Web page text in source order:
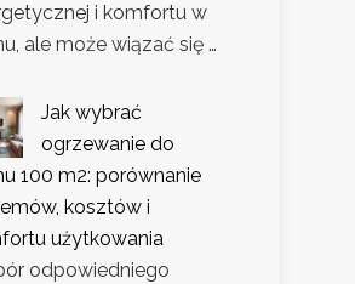
i komfortu w
ale może wiązać się …
Jak wybrać
ogrzewanie do
100 m2: porównanie
kosztów i
użytkowania
odpowiedniego